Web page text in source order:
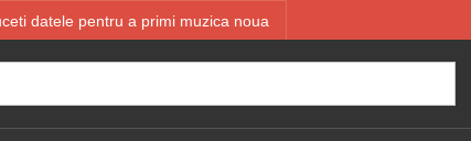
datele pentru a primi muzica noua